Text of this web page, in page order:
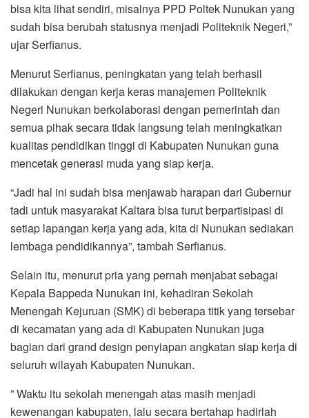
bisa kita lihat sendiri, misalnya PPD Poltek Nunukan yang
sudah bisa berubah statusnya menjadi Politeknik Negeri,”
ujar Serfianus.
Menurut Serfianus, peningkatan yang telah berhasil
dilakukan dengan kerja keras manajemen Politeknik
Negeri Nunukan berkolaborasi dengan pemerintah dan
semua pihak secara tidak langsung telah meningkatkan
kualitas pendidikan tinggi di Kabupaten Nunukan guna
mencetak generasi muda yang siap kerja.
“Jadi hal ini sudah bisa menjawab harapan dari Gubernur
tadi untuk masyarakat Kaltara bisa turut berpartisipasi di
setiap lapangan kerja yang ada, kita di Nunukan sediakan
lembaga pendidikannya”, tambah Serfianus.
Selain itu, menurut pria yang pernah menjabat sebagai
Kepala Bappeda Nunukan ini, kehadiran Sekolah
Menengah Kejuruan (SMK) di beberapa titik yang tersebar
di kecamatan yang ada di Kabupaten Nunukan juga
bagian dari grand design penyiapan angkatan siap kerja di
seluruh wilayah Kabupaten Nunukan.
” Waktu itu sekolah menengah atas masih menjadi
kewenangan kabupaten, lalu secara bertahap hadirlah